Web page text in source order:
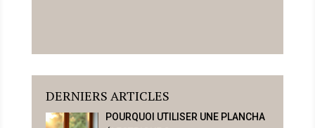
DERNIERS ARTICLES
POURQUOI UTILISER UNE PLANCHA